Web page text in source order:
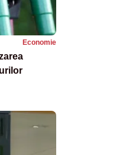
Economie